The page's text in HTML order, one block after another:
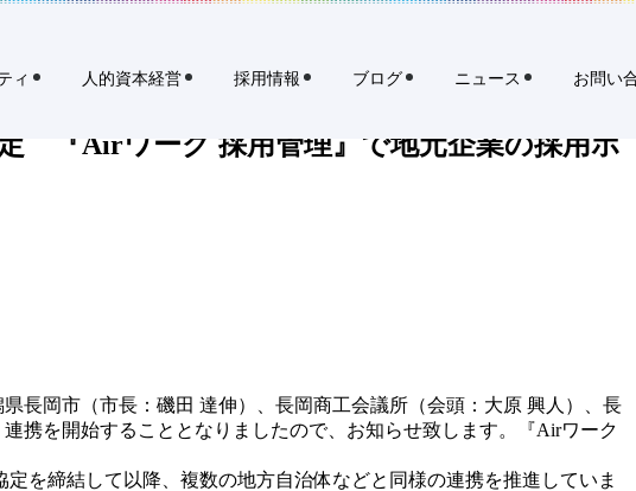
ブ
開
く
デ
ィ
ン
イ
検
索
ィ 人的資本経営 採用情報 ブログ ニュース お問い
『Airワーク 採用管理』で地元企業の採用ホ
長岡市（市長：磯田 達伸）、長岡商工会議所（会頭：大原 興人）、長
携を開始することとなりましたので、お知らせ致します。『Airワーク
を締結して以降、複数の地方自治体などと同様の連携を推進していま